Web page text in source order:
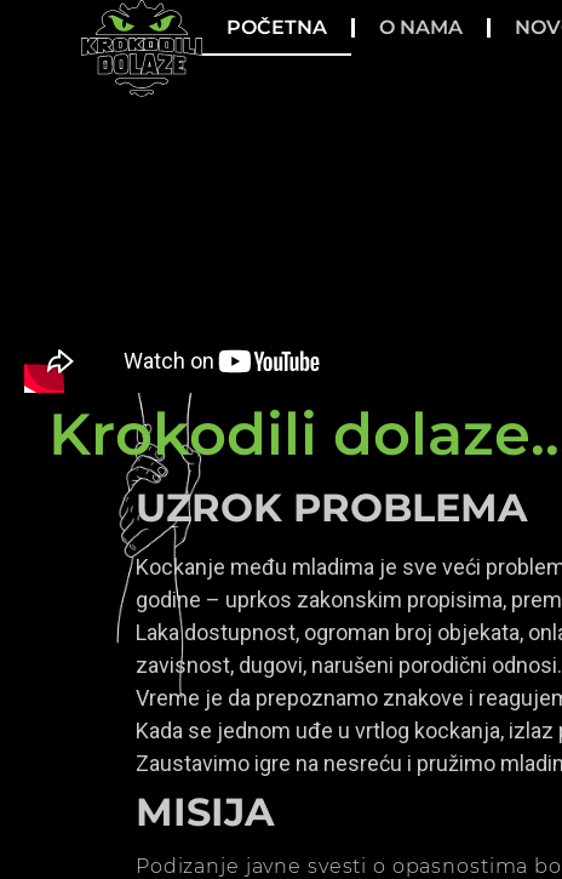
POČETNA O NAMA
Krokodili
UZROK PROBLEMA
Kockanje među mladima je sve veći
godine – uprkos zakonskim propisima,
Laka dostupnost, ogroman broj objekata,
zavisnost, dugovi, narušeni porodični odnosi.
Vreme je da prepoznamo znakove i
Kada se jednom uđe u vrtlog kockanja,
Zaustavimo igre na nesreću i pružimo
MISIJA
Podizanje javne svesti o opasnostima